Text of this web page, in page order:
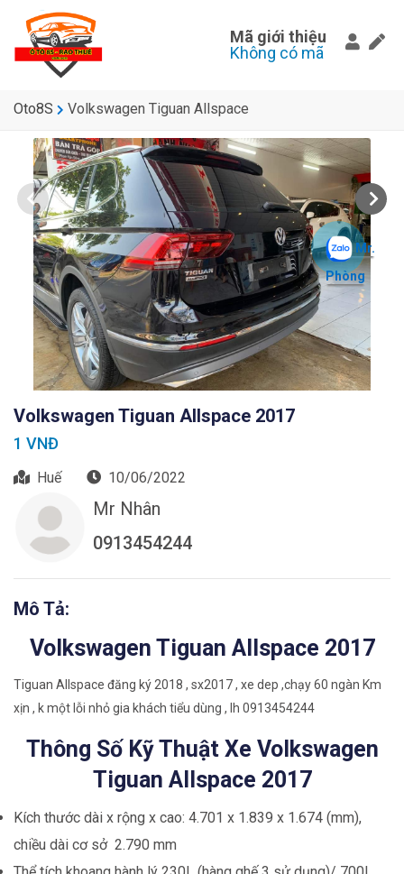
Mã giới thiệu
Không có mã
Oto8S Volkswagen Tiguan Allspace
Volkswagen Tiguan Allspace 2017
1 VNĐ
Huế 10/06/2022
Mr Nhân
0913454244
Mô Tả:
Volkswagen Tiguan Allspace 2017
Tiguan Allspace đăng ký 2018 , sx2017 , xe dep ,chạy 60 ngàn Km
xịn , k một lỗi nhỏ gia khách tiểu dùng , lh 0913454244
Thông Số Kỹ Thuật Xe Volkswagen
Tiguan Allspace 2017
Kích thước dài x rộng x cao: 4.701 x 1.839 x 1.674 (mm),
chiều dài cơ sở 2.790 mm
Mr.
Phòng